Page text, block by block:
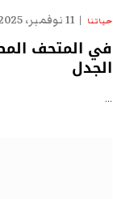
حياتنا 11 نوفمبر، 2025
في المتحف
الجدل
…